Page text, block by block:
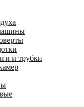
и трубки